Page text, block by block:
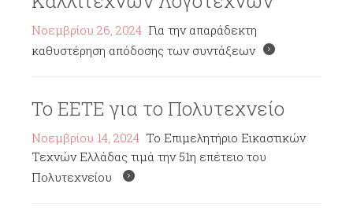
Νοεμβρίου 26, 2024 Για την απαράδεκτη
καθυστέρηση απόδοσης των συντάξεων
Το ΕΕΤΕ για το Πολυτεχνείο
Νοεμβρίου 14, 2024 Το Επιμελητήριο Εικαστικών
Τεχνών Ελλάδας τιμά την 51η επέτειο του
Πολυτεχνείου